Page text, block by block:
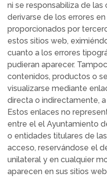
ni se responsabiliza de
derivarse de los errores
proporcionados por
estos sitios web,
cuanto a los errores
pudieran aparecer.
contenidos, productos o
visualizarse mediante
directa o indirectamente,
Estos enlaces no
entre el el Ayuntamiento
o entidades titulares de
acceso, reservándose el
unilateral y en cualquier
aparecen en sus sitios